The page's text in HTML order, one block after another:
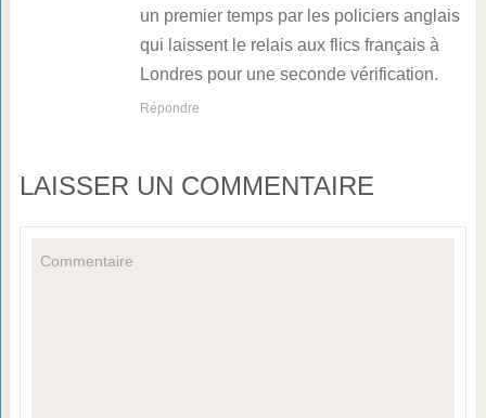
un premier temps par les policiers anglais
qui laissent le relais aux flics français à
Londres pour une seconde vérification.
Répondre
LAISSER UN COMMENTAIRE